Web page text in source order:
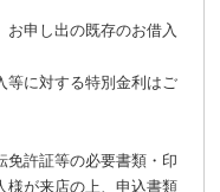
お申し出の既存のお借入
等に対する特別金利はご
免許証等の必要書類・印
様が来店の上、申込書類